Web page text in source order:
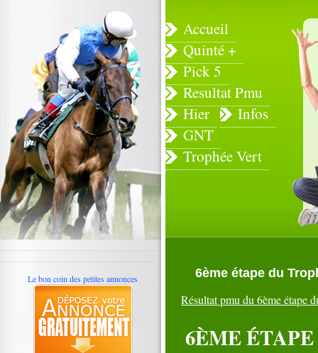
Accueil
Quinté +
Pick 5
Resultat Pmu
Hier
Infos
GNT
Trophée Vert
6ème étape du
Résultat pmu du 6ème étape
6ÈME
Le bon coin des petites annonces